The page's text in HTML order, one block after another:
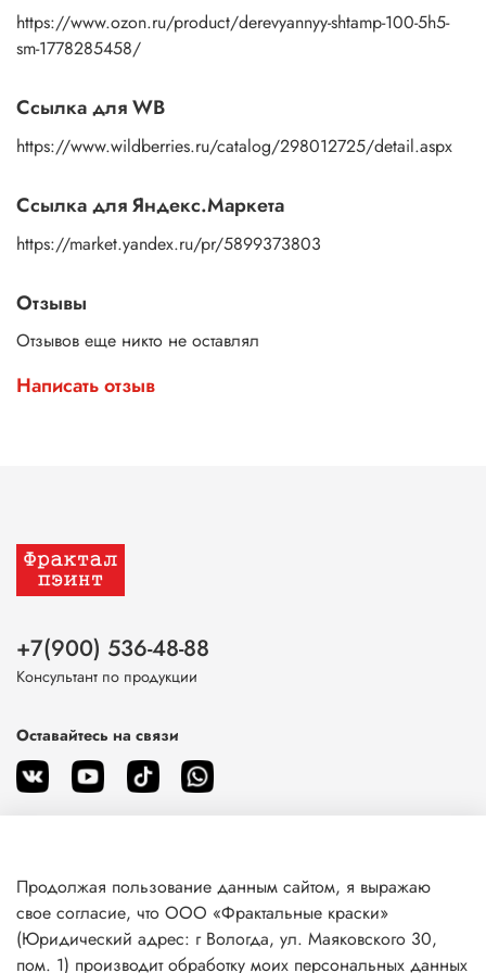
https://www.ozon.ru/product/derevyannyy-shtamp-100-5h5-
sm-1778285458/
Ссылка для WB
https://www.wildberries.ru/catalog/298012725/detail.aspx
Ссылка для Яндекс.Маркета
https://market.yandex.ru/pr/5899373803
Отзывы
Отзывов еще никто не оставлял
Написать отзыв
О магазине
Клиентам
+7(900) 536-48-88
Консультант по продукции
Оставайтесь на связи
Продолжая пользование данным сайтом, я выражаю
свое согласие, что ООО «Фрактальные краски»
(Юридический адрес: г Вологда, ул. Маяковского 30,
пом. 1) производит обработку моих персональных данных